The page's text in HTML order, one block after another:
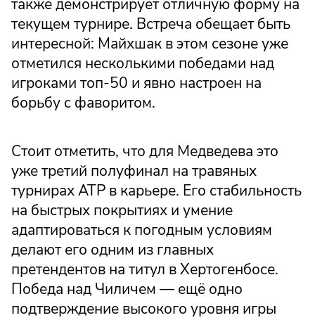
также демонстрирует отличную форму на
текущем турнире. Встреча обещает быть
интересной: Майхшак в этом сезоне уже
отметился несколькими победами над
игроками топ-50 и явно настроен на
борьбу с фаворитом.
Стоит отметить, что для Медведева это
уже третий полуфинал на травяных
турнирах ATP в карьере. Его стабильность
на быстрых покрытиях и умение
адаптироваться к погодным условиям
делают его одним из главных
претендентов на титул в Хертогенбосе.
Победа над Чиличем — ещё одно
подтверждение высокого уровня игры